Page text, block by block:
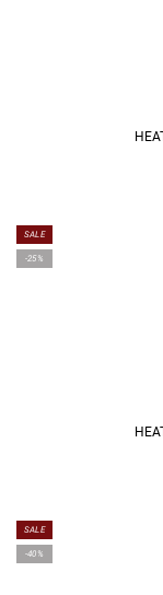
SALE
-25%
SALE
-40%